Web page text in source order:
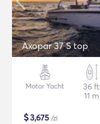
Axopar 37 S top
Motor Yacht
36 ft
11 m
$3,675 /zi